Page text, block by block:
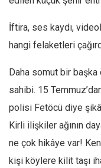
İftira, ses kaydı,
hangi felaketleri
Daha somut bir
sahibi. 15
polisi Fetöcü diye
Kirli ilişkiler ağının
ne çok hikâye var!
kişi köylere kilit taşı